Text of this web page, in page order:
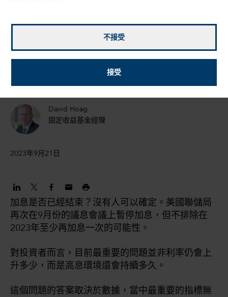
不接受
接受
固定收益基金經理
David Hoag
固定收益基金經理
2023年9月21日
加息是否已經結束？沒有人可以確定。美國聯儲局
再次在9月份的議息會議上暫停加息，但不排除在
2023年至少再加息一次的可能性。
對投資者而言，目前最重要的問題並非利率仍會上
升多少，而是高息環境還會持續多久。
這個問題的答案取決於數據，當中最重要的指標無